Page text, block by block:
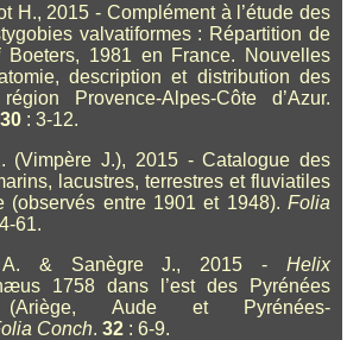
H., 2015 - Complément à l’étude des
valvatiformes : Répartition de
Boeters, 1981 en France. Nouvelles
description et distribution des
Provence-Alpes-Côte d’Azur.
30 : 3-12.
(Vimpère J.), 2015 - Catalogue des
lacustres, terrestres et fluviatiles
(observés entre 1901 et 1948). Folia
61.
A. & Sanègre J., 2015 - Helix
1758 dans l’est des Pyrénées
(Ariège, Aude et Pyrénées-
Conch.32 : 6-9.